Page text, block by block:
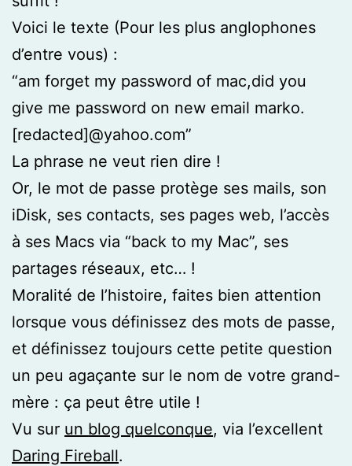
Voici le texte (Pour les plus anglophones
d’entre vous) :
“am forget my password of mac,did you
give me password on new email marko.
[redacted]@yahoo.com”
La phrase ne veut rien dire !
Or, le mot de passe protège ses mails, son
iDisk, ses contacts, ses pages web, l’accès
à ses Macs via “back to my Mac”, ses
partages réseaux, etc… !
Moralité de l’histoire, faites bien attention
lorsque vous définissez des mots de passe,
et définissez toujours cette petite question
un peu agaçante sur le nom de votre grand-
mère : ça peut être utile !
Vu sur un blog quelconque, via l’excellent
Daring Fireball.